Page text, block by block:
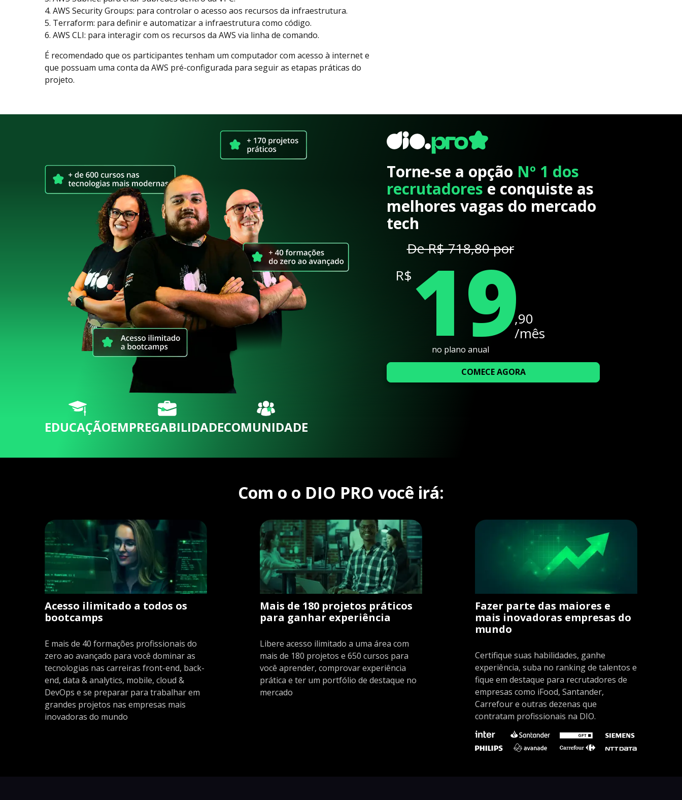
4. AWS Security Groups: para controlar o acesso aos recursos da infraestrutura.
5. Terraform: para definir e automatizar a infraestrutura como código.
6. AWS CLI: para interagir com os recursos da AWS via linha de comando.
É recomendado que os participantes tenham um computador com acesso à internet e
que possuam uma conta da AWS pré-configurada para seguir as etapas práticas do
projeto.
EDUCAÇÃOEMPREGABILIDADECOMUNIDADE
Torne-se a opção Nº 1 dos
recrutadores e conquiste as
melhores vagas do mercado
tech
De R$ 718,80 por
R$ 19,90
/mês
no plano anual
COMECE AGORA
Com o o DIO PRO você irá:
Acesso ilimitado a todos os
bootcamps
E mais de 40 formações profissionais do
zero ao avançado para você dominar as
tecnologias nas carreiras front-end, back-
end, data & analytics, mobile, cloud &
DevOps e se preparar para trabalhar em
grandes projetos nas empresas mais
inovadoras do mundo
Mais de 180 projetos práticos
para ganhar experiência
Libere acesso ilimitado a uma área com
mais de 180 projetos e 650 cursos para
você aprender, comprovar experiência
prática e ter um portfólio de destaque no
mercado
Fazer parte das maiores e
mais inovadoras empresas do
mundo
Certifique suas habilidades, ganhe
experiência, suba no ranking de talentos e
fique em destaque para recrutadores de
empresas como iFood, Santander,
Carrefour e outras dezenas que
contratam profissionais na DIO.